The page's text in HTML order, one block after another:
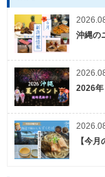
沖縄の
2026年
【今